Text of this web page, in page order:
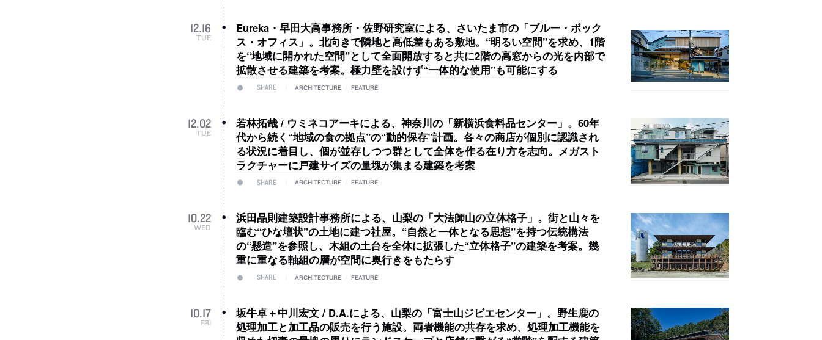
12.16
TUE
Eureka・早田大高事務所・佐野研究室による、さいたま市の「ブルー・ボック
ス・オフィス」。北向きで隣地と高低差もある敷地。“明るい空間”を求め、1階
を“地域に開かれた空間”として全面開放すると共に2階の高窓からの光を内部で
拡散させる建築を考案。極力壁を設けず“一体的な使用”も可能にする
SHARE ARCHITECTURE FEATURE
12.02
TUE
若林拓哉 / ウミネコアーキによる、神奈川の「新横浜食料品センター」。60年
代から続く“地域の食の拠点”の“動的保存”計画。各々の商店が個別に認識され
る状況に着目し、個が並存しつつ群として全体を作る在り方を志向。メガスト
ラクチャーに戸建サイズの量塊が集まる建築を考案
SHARE ARCHITECTURE FEATURE
10.22
WED
浜田晶則建築設計事務所による、山梨の「大法師山の立体格子」。街と山々を
臨む“ひな壇状”の土地に建つ社屋。“自然と一体となる思想”を持つ伝統構法
の“懸造”を参照し、木組の土台を全体に拡張した“立体格子”の建築を考案。幾
重に重なる軸組の層が空間に奥行きをもたらす
SHARE ARCHITECTURE FEATURE
10.17
FRI
坂牛卓＋中川宏文 / D.A.による、山梨の「富士山ジビエセンター」。野生鹿の
処理加工と加工品の販売を行う施設。両者機能の共存を求め、処理加工機能を